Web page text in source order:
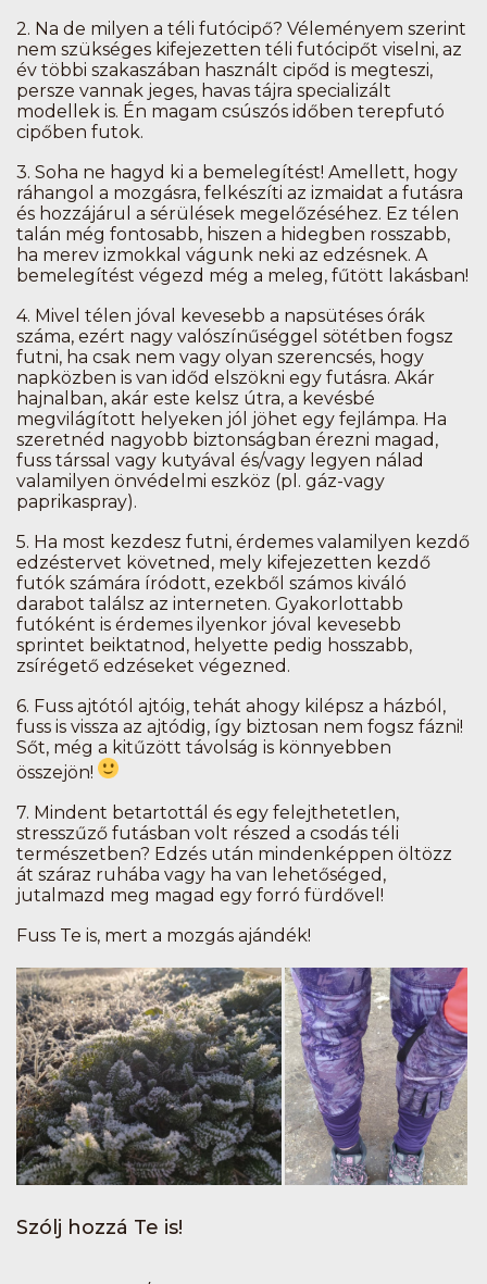
2. Na de milyen a téli futócipő? Véleményem szerint
nem szükséges kifejezetten téli futócipőt viselni, az
év többi szakaszában használt cipőd is megteszi,
persze vannak jeges, havas tájra specializált
modellek is. Én magam csúszós időben terepfutó
cipőben futok.
3. Soha ne hagyd ki a bemelegítést! Amellett, hogy
ráhangol a mozgásra, felkészíti az izmaidat a futásra
és hozzájárul a sérülések megelőzéséhez. Ez télen
talán még fontosabb, hiszen a hidegben rosszabb,
ha merev izmokkal vágunk neki az edzésnek. A
bemelegítést végezd még a meleg, fűtött lakásban!
4. Mivel télen jóval kevesebb a napsütéses órák
száma, ezért nagy valószínűséggel sötétben fogsz
futni, ha csak nem vagy olyan szerencsés, hogy
napközben is van időd elszökni egy futásra. Akár
hajnalban, akár este kelsz útra, a kevésbé
megvilágított helyeken jól jöhet egy fejlámpa. Ha
szeretnéd nagyobb biztonságban érezni magad,
fuss társsal vagy kutyával és/vagy legyen nálad
valamilyen önvédelmi eszköz (pl. gáz-vagy
paprikaspray).
5. Ha most kezdesz futni, érdemes valamilyen kezdő
edzéstervet követned, mely kifejezetten kezdő
futók számára íródott, ezekből számos kiváló
darabot találsz az interneten. Gyakorlottabb
futóként is érdemes ilyenkor jóval kevesebb
sprintet beiktatnod, helyette pedig hosszabb,
zsírégető edzéseket végezned.
6. Fuss ajtótól ajtóig, tehát ahogy kilépsz a házból,
fuss is vissza az ajtódig, így biztosan nem fogsz fázni!
Sőt, még a kitűzött távolság is könnyebben
összejön!
7. Mindent betartottál és egy felejthetetlen,
stresszűző futásban volt részed a csodás téli
természetben? Edzés után mindenképpen öltözz
át száraz ruhába vagy ha van lehetőséged,
jutalmazd meg magad egy forró fürdővel!
Fuss Te is, mert a mozgás ajándék!
Szólj hozzá Te is!